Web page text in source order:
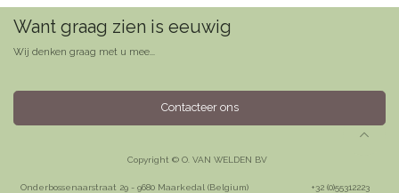
Want graag zien is eeuwig
Wij denken graag met u mee...
Contacteer ons
Copyright © O. VAN WELDEN BV
Onderbossenaarstraat 29 - 9680 Maarkedal (Belgium) ​+32 (0)55312223